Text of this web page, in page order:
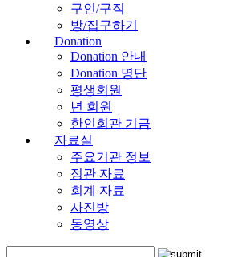
구인/구직
방/집구하기
Donation
Donation 안내
Donation 명단
평생회원
년 회원
한인회관 기금
자료실
주요기관 정보
정관 자료
회계 자료
사진방
동영상